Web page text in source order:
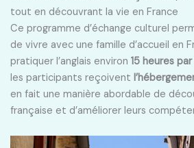
tout en découvrant la vie en France
Ce programme d’échange culturel
de vivre avec une famille d’accueil en
pratiquer l’anglais environ 15 heures
les participants reçoivent
en fait une manière abordable de
française et d’améliorer leurs